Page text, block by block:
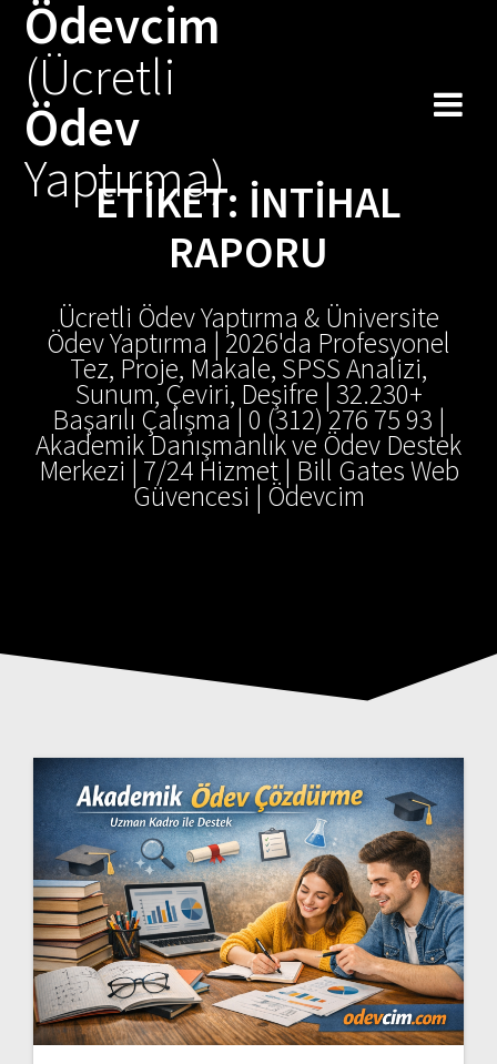
Ödevcim
(Ücretli
Ödev
Yaptırma)
ETIKET: INTIHAL
RAPORU
Ücretli Ödev Yaptırma & Üniversite
Ödev Yaptırma | 2026'da Profesyonel
Tez, Proje, Makale, SPSS Analizi,
Sunum, Çeviri, Deşifre | 32.230+
Başarılı Çalışma | 0 (312) 276 75 93 |
Akademik Danışmanlık ve Ödev Destek
Merkezi | 7/24 Hizmet | Bill Gates Web
Güvencesi | Ödevcim